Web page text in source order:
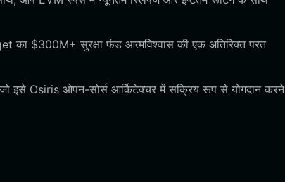
का $300M+ सुरक्षा फंड आत्मविश्वास की एक अतिरिक्त परत
इसे Osiris ओपन-सोर्स आर्किटेक्चर में सक्रिय रूप से योगदान करने